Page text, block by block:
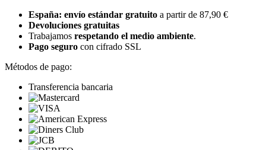
España: envío estándar gratuito a partir de 87,90 €
Devoluciones gratuitas
Trabajamos respetando el medio ambiente.
Pago seguro con cifrado SSL
Métodos de pago:
Transferencia bancaria